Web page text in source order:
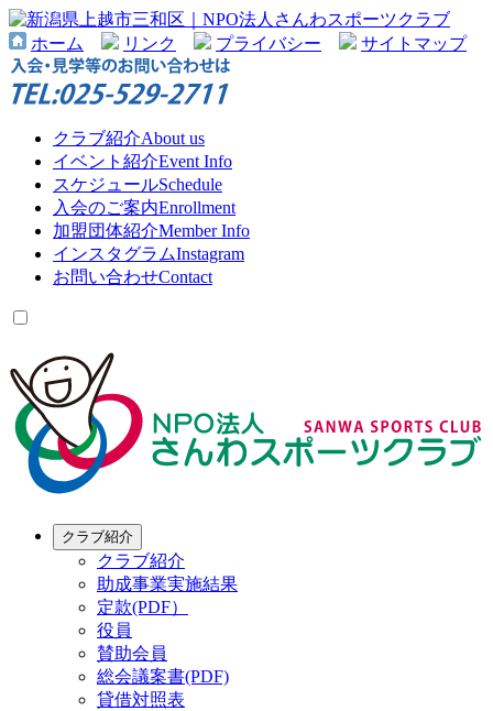
ホーム リンク プライバシー サイトマップ
クラブ紹介About us
イベント紹介Event Info
スケジュールSchedule
入会のご案内Enrollment
加盟団体紹介Member Info
インスタグラムInstagram
お問い合わせContact
クラブ紹介
クラブ紹介
助成事業実施結果
定款(PDF）
役員
賛助会員
総会議案書(PDF)
貸借対照表